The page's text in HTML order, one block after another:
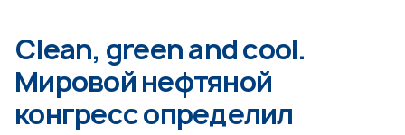
Сlean, green and cool.
Мировой нефтяной
конгресс определил